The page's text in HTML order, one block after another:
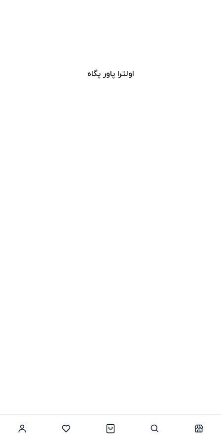
اولترا پاور پگاه